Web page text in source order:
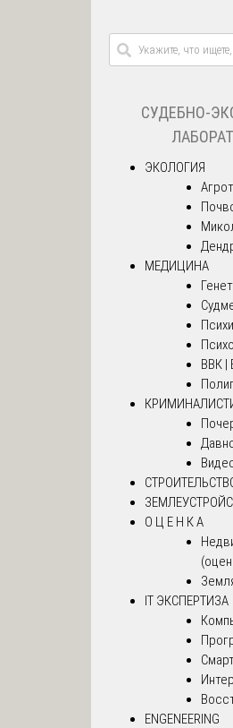
СУДЕБНО-
ЭКОЛОГИЯ
МЕДИЦИНА
ВВК |
О Ц Е Н К А
IT ЭКСПЕРТИЗА
ENGENEERING